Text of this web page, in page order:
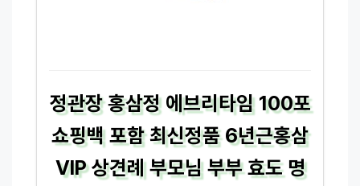
정관장 홍삼정 에브리타임 100포
쇼핑백 포함 최신정품 6년근홍삼
VIP 상견례 부모님 부부 효도 명